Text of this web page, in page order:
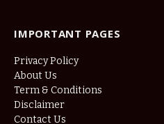
IMPORTANT PAGES
Privacy Policy
About Us
Term & Conditions
Disclaimer
Contact Us